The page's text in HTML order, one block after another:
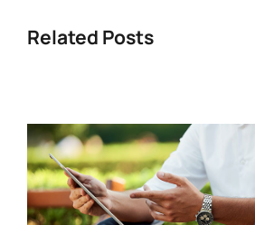
Related Posts